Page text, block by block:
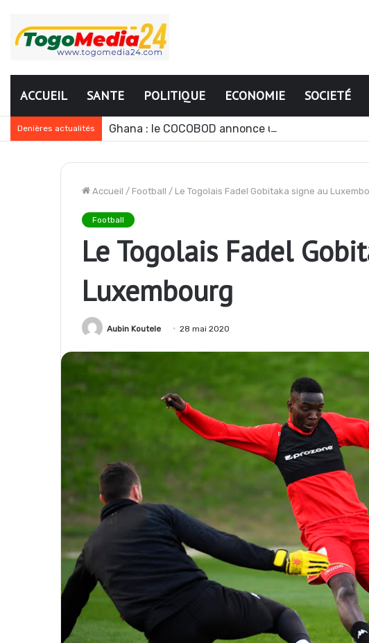
ACCUEIL SANTE POLITIQUE ECONOMIE SOCIETÉ
Denières actualités Ghana : le COCOBOD annonce une baisse de la
Accueil / Football / Le Togolais Fadel Gobitaka signe au
Football
Le Togolais Fadel
Luxembourg
Aubin Koutele 28 mai 2020